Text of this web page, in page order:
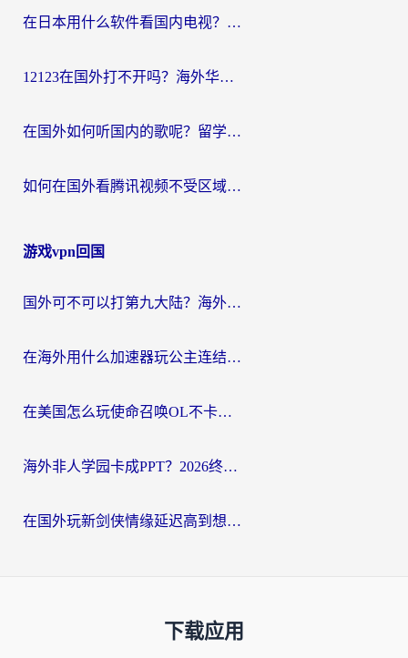
在日本用什么软件看国内电视？这篇攻略帮你告别地域限制
12123在国外打不开吗？海外华人亲测有效的回国加速方案
在国外如何听国内的歌呢？留学生亲测有效的回国加速方案
如何在国外看腾讯视频不受区域限制？留学生亲测有效的回国加速指南
游戏vpn回国
国外可不可以打第九大陆？海外玩家国服畅玩终极指南（附3大热门游戏解决妙招）
在海外用什么加速器玩公主连结：Re？老玩家亲测的稳定方案来了
在美国怎么玩使命召唤OL不卡？海外党亲测有效的国服游戏加速器指南
海外非人学园卡成PPT？2026终极加速器指南：从暗区突围到王国纪元，一篇搞定
在国外玩新剑侠情缘延迟高到想摔手机？海外玩家亲测有效的加速器选择指南
下载应用